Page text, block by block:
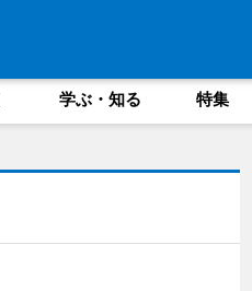
学ぶ・知る 特集